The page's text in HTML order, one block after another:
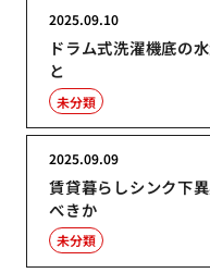
ドラム式洗濯機底の
と
2025.09.10
未分類
賃貸暮らしシンク下
べきか
2025.09.09
未分類